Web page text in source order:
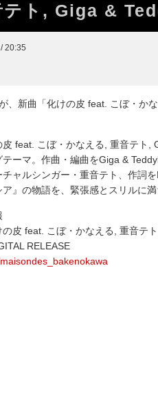
テト, Giga &
20:35
、新曲「化けの皮 feat. こぼ・か
feat. こぼ・かなえる, 重音テト,
ーマ。作曲・編曲をGiga &
チャルシンガー・重音テト、作詞
』の物語を、緊張感とスリルに
皮 feat. こぼ・かなえる, 重音テト
RELEASE